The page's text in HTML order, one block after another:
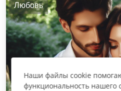
Любовь
Наши файлы cookie
функциональность нашего